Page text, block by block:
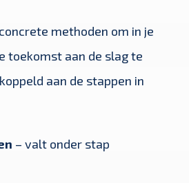
methoden om in je
toekomst aan de slag te
aan de stappen in
– valt onder stap